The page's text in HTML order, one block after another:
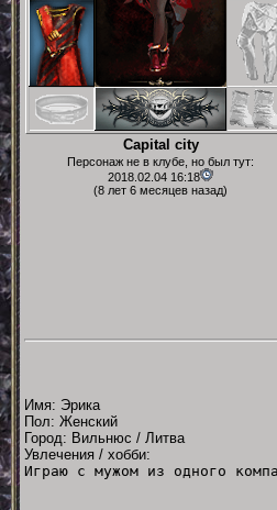
Capital city
Персонаж не в клубе, но был тут:
2018.02.04 16:18
(8 лет 6 месяцев назад)
Имя: Эрика
Пол: Женский
Город: Вильнюс / Литва
Увлечения / хобби:
Играю с мужом из одного